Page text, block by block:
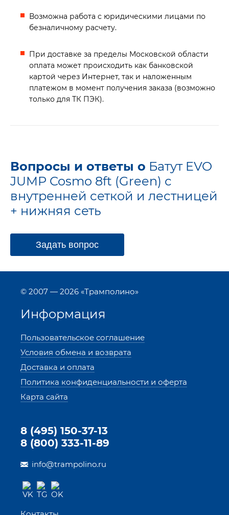
Возможна работа с юридическими лицами по
безналичному расчету.
При доставке за пределы Московской области
оплата может происходить как банковской
картой через Интернет, так и наложенным
платежом в момент получения заказа (возможно
только для ТК ПЭК).
Вопросы и ответы о Батут EVO
JUMP Cosmo 8ft (Green) с
внутренней сеткой и лестницей
+ нижняя сеть
Задать вопрос
© 2007 — 2026 «Трамполино»
Информация
Пользовательское соглашение
Условия обмена и возврата
Доставка и оплата
Политика конфиденциальности и оферта
Карта сайта
8 (495) 150-37-13
8 (800) 333-11-89
info@trampolino.ru